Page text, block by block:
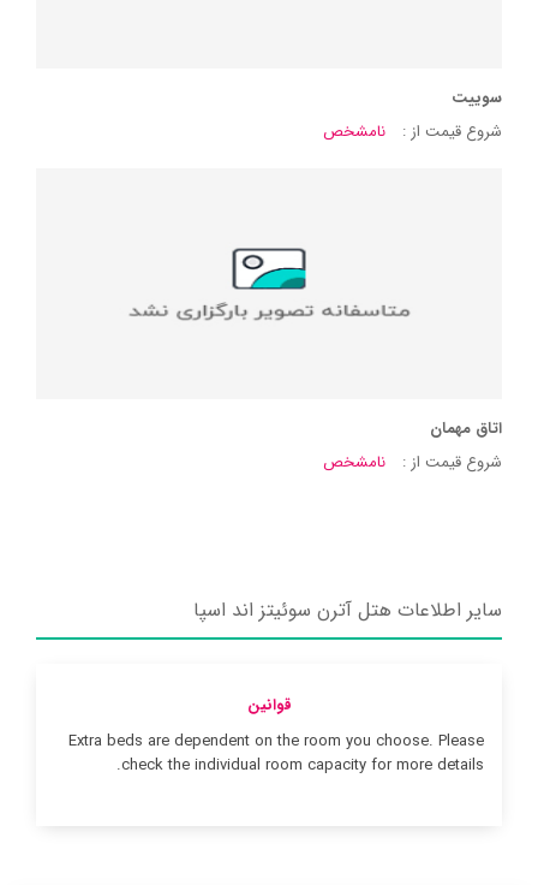
سوییت
شروع قیمت از :
نامشخص
اتاق مهمان
شروع قیمت از :
نامشخص
سایر اطلاعات هتل آترن سوئیتز اند اسپا
قوانین
Extra beds are dependent on the room you choose. Please
check the individual room capacity for more details.